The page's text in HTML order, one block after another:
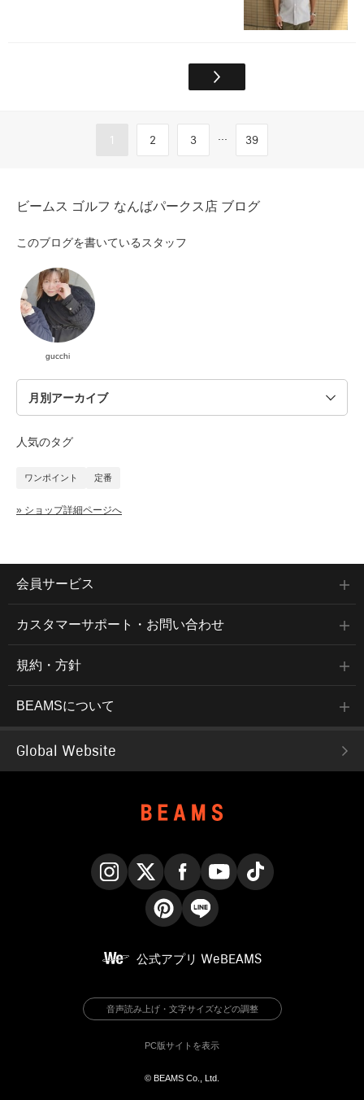
1 2 3 ... 39
ビームス ゴルフ なんばパークス店 ブログ
このブログを書いているスタッフ
gucchi
人気のタグ
ワンポイント 定番
» ショップ詳細ページへ
会員サービス
カスタマーサポート・お問い合わせ
規約・方針
BEAMSについて
Global Website
公式アプリ WeBEAMS
音声読み上げ・文字サイズなどの調整
PC版サイトを表示
© BEAMS Co., Ltd.